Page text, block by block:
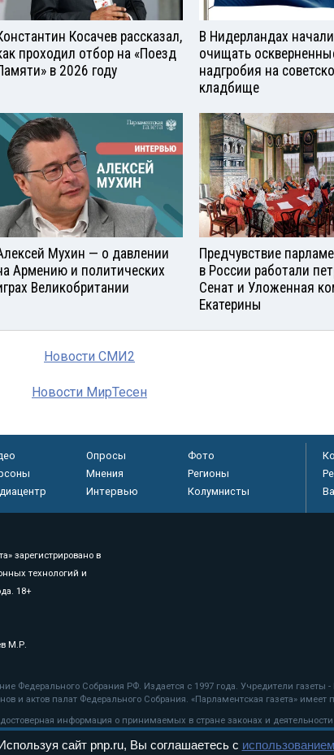
Косачев рассказал,
проходил отбор на «Поезд
в 2026 году
В Нидерландах начали
очищать
надгробия на
кладбище
Мухин — о давлении
Армению и политических
Великобритании
Предчувствие
в России работали
Сенат и Уложенная
Екатерины
Новости СМИ2
Новости МирТесен
Опросы
Фото
Мнения
Регионы
Интервью Колумнисты
зарегистрировано в
технологий и
18+
М.Р.
Федерального Собрания РФ. Издается с 1997 года. Учредители
и актов палат Федерального Собрания. «Парламентская газета» имеет
информация о принимаемых в стране законах и
сайт pnp.ru, Вы соглашаетесь с